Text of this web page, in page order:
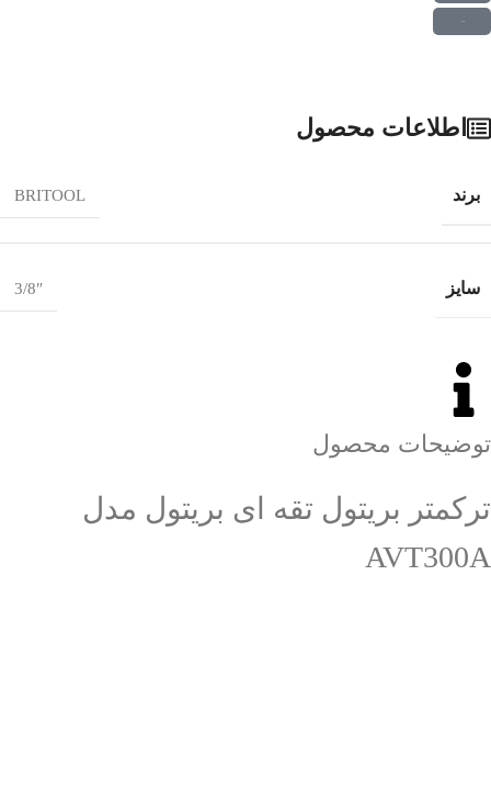
توضیحات محصول
ترکمتر بریتول تقه ای بریتول مدل
AVT300A
اطلاعات محصول
برند BRITOOL
سایز 3/8″